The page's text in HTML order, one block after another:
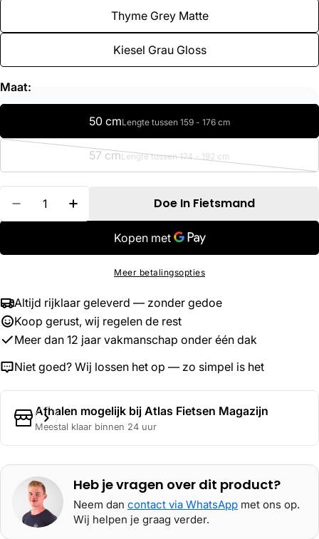
uitverkocht
niet
beschikbaar
Thyme Grey Matte
Kiesel Grau Gloss
Maat:
50 cmLengte tussen 159 - 176 cm
57 cmLengte tussen 174 - 192 cm
Variant
of
niet
beschikbaar
Verminder Hoeveelheid Voor Cortina U4
Verhoog De Hoeveelheid Voor
Doe In Fietsmand
Meer betalingsopties
Altijd rijklaar geleverd — zonder gedoe
Koop gerust, wij regelen de rest
Meer dan 12 jaar vakmanschap onder één dak
Niet goed? Wij lossen het op — zo simpel is het
Afhalen mogelijk bij Atlas Fietsen Magazijn
Meestal klaar binnen 24 uur
Heb je vragen over dit product?
Neem dan contact via WhatsApp met ons op.
Wij helpen je graag verder.